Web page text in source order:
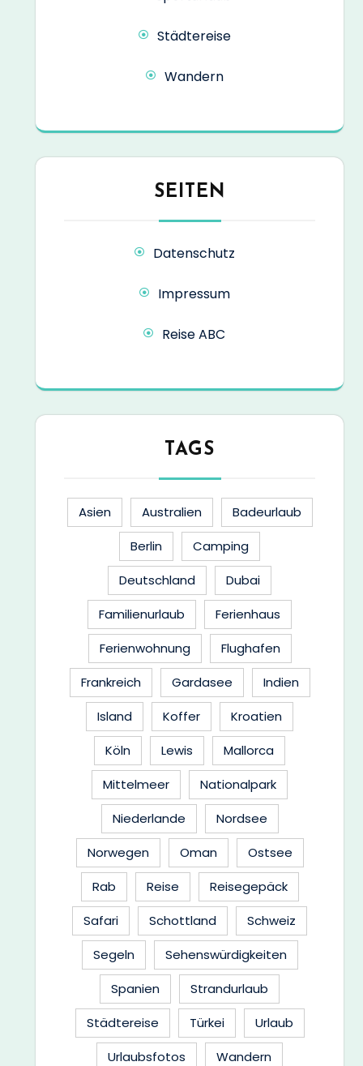
Städtereise
Wandern
SEITEN
Datenschutz
Impressum
Reise ABC
TAGS
Asien Australien
Badeurlaub
Berlin
Camping
Deutschland
Dubai
Familienurlaub
Ferienhaus
Ferienwohnung
Flughafen
Frankreich
Gardasee
Indien
Island
Koffer
Kroatien
Köln
Lewis
Mallorca
Mittelmeer
Nationalpark
Niederlande
Nordsee
Norwegen
Oman
Ostsee
Rab
Reise
Reisegepäck
Safari
Schottland
Schweiz
Segeln
Sehenswürdigkeiten
Spanien
Strandurlaub
Städtereise
Türkei
Urlaub
Urlaubsfotos
Wandern